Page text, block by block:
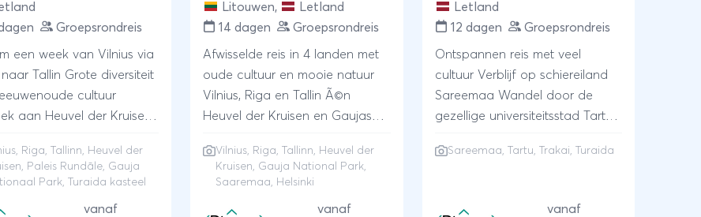
Groepsrondreis
een week van Vilnius via
Grote diversiteit
cultuur
aan Heuvel der Kruisen
nationaal park met
kasteel
Riga, Tallinn, Heuvel der
Paleis Rundāle, Gauja
Park, Turaida kasteel
vanaf
Litouwen,
Letland
14 dagen
Groepsrondreis
Afwisselde reis in 4 landen met
oude cultuur en mooie natuur
Vilnius, Riga en Tallin Ã©n
Heuvel der Kruisen en Gaujas
natuur en rust in Nida en op
Saaremaa Afsluiting in Helsinki:
Vilnius, Riga, Tallinn, Heuvel der
Kruisen, Gauja National Park,
Saaremaa, Helsinki
vanaf
Letland
12 dagen
Groepsrondreis
Ontspannen reis met veel
cultuur Verblijf op schiereiland
Sareemaa Wandel door de
gezellige universiteitsstad Tartu
van Trakai en Turaida
Sareemaa, Tartu, Trakai, Turaida
vanaf